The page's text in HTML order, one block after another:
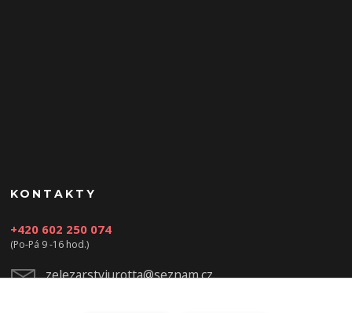
KONTAKTY
+420 602 250 074
(Po-Pá 9 -16 hod.)
zelezarstviurotta@seznam.cz